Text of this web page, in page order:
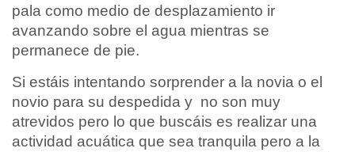
pala como medio de desplazamiento ir
avanzando sobre el agua mientras se
permanece de pie.
Si estáis intentando sorprender a la novia o el
novio para su despedida y no son muy
atrevidos pero lo que buscáis es realizar una
actividad acuática que sea tranquila pero a la